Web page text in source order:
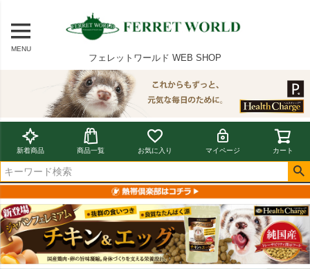
MENU
フェレットワールド WEB SHOP
新着商品 商品一覧 お気に入り マイページ カート